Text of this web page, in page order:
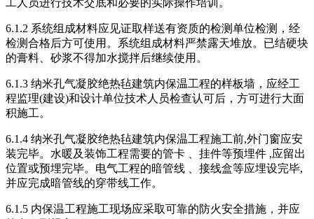
工人员进行技术交底和必要的实际操作培训。
6.1.2 系统组成材料应见证取样送有资质的检测单位检测，经
检测合格后方可使用。系统组成材料严禁露天堆放。已结硬块
的膏料、砂浆不得加水搅拌后继续使用。
6.1.3 纳米孔气凝胶绝热毡建筑内保温工程的样板墙，应经工
程监理(建设)和设计单位技术人员检查认可后，方可进行大面
积施工。
6.1.4 纳米孔气凝胶绝热毡建筑内保温工程施工前,外门窗应安
装完毕。水暖及装饰工程需要的管卡 、挂件等预埋件 ,应留出
位置或预埋完毕。电气工程的暗管线 、接线盒等应埋设完毕,
并应完成暗管线的穿带线工作。
6.1.5 内保温工程施工现场应采取可靠的防火安全措施，并应